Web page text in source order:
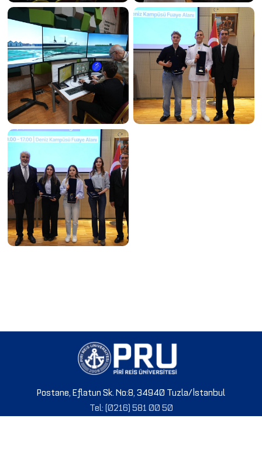
Postane, Eflatun Sk. No:8, 34940 Tuzla/İstanbul
Tel: (0216) 581 00 50